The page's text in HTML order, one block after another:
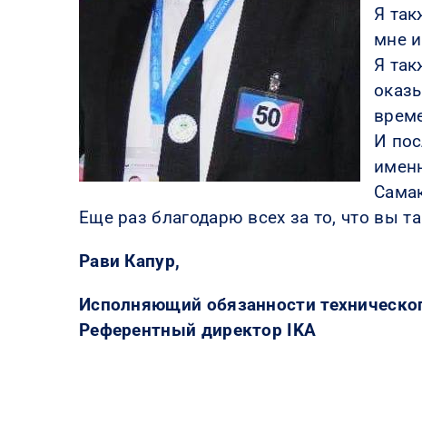
Я
мне
Я
И
Еще раз благодарю всех за то, что вы
Рави Капур,
Исполняющий обязанности
Референтный директор IKA